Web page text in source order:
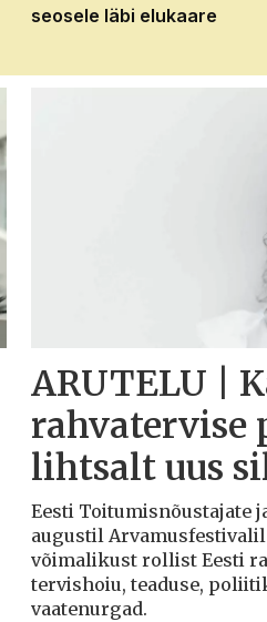
seosele läbi elukaare
ARUTELU |
rahvatervise
lihtsalt uus
Eesti Toitumisnõustajate
augustil
võimalikust rollist Eesti
tervishoiu, teaduse,
vaatenurgad.